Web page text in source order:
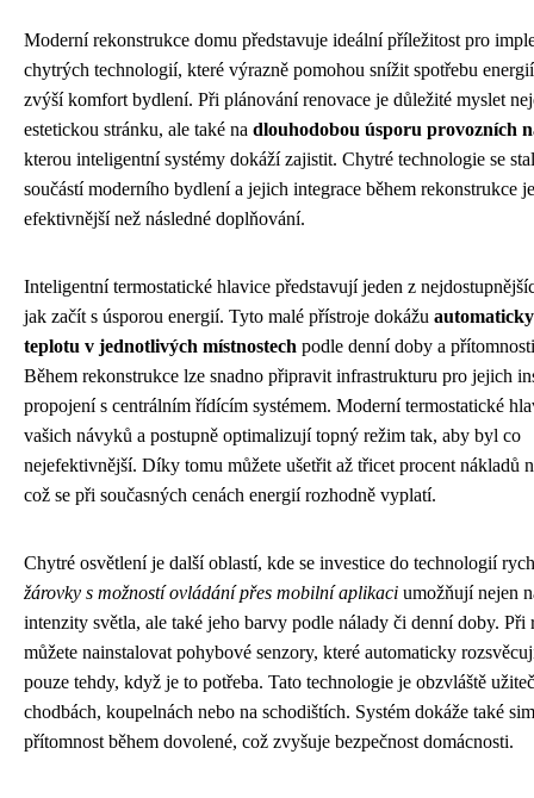
Moderní rekonstrukce domu představuje ideální příležitost pro
chytrých technologií, které výrazně pomohou snížit spotřebu
zvýší komfort bydlení. Při plánování renovace je důležité myslet
estetickou stránku, ale také na dlouhodobou úsporu provozních
kterou inteligentní systémy dokáží zajistit. Chytré technologie se
součástí moderního bydlení a jejich integrace během rekonstrukce
efektivnější než následné doplňování.
Inteligentní termostatické hlavice představují jeden z
jak začít s úsporou energií. Tyto malé přístroje dokážu
teplotu v jednotlivých místnostech podle denní doby a
Během rekonstrukce lze snadno připravit infrastrukturu pro jejich
propojení s centrálním řídícím systémem. Moderní termostatické
vašich návyků a postupně optimalizují topný režim tak, aby byl co
nejefektivnější. Díky tomu můžete ušetřit až třicet procent nákladů
což se při současných cenách energií rozhodně vyplatí.
Chytré osvětlení je další oblastí, kde se investice do technologií
žárovky s možností ovládání přes mobilní aplikaci umožňují nejen
intenzity světla, ale také jeho barvy podle nálady či denní doby. Při
můžete nainstalovat pohybové senzory, které automaticky
pouze tehdy, když je to potřeba. Tato technologie je obzvláště
chodbách, koupelnách nebo na schodištích. Systém dokáže také
přítomnost během dovolené, což zvyšuje bezpečnost domácnosti.